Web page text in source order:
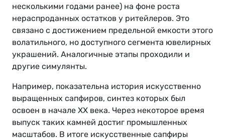
несколькими годами ранее) на фоне роста
нераспроданных остатков у ритейлеров. Это
связано с достижением предельной емкости этого
волатильного, но доступного сегмента ювелирных
украшений. Аналогичные этапы проходили и
другие симулянты.
Например, показательна история искусственно
выращенных сапфиров, синтез которых был
освоен в начале XX века. Через некоторое время
выпуск таких камней достиг промышленных
масштабов. В итоге искусственные сапфиры